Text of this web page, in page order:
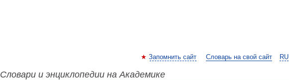
RU
Запомнить сайт Словарь на свой сайт
Словари и энциклопедии на Академике